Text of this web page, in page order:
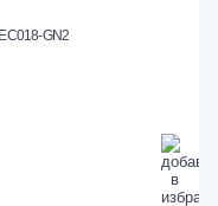
GN2